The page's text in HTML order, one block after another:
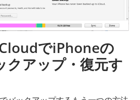
でiPhoneの
クアップ・復元す